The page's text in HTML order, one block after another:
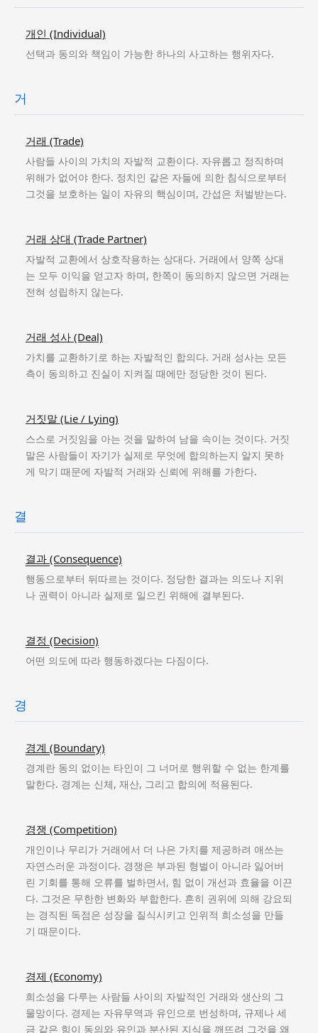
개인 (Individual)
선택과 동의와 책임이 가능한 하나의 사고하는 행위자다.
거
거래 (Trade)
사람들 사이의 가치의 자발적 교환이다. 자유롭고 정직하며
위해가 없어야 한다. 정치인 같은 자들에 의한 침식으로부터
그것을 보호하는 일이 자유의 핵심이며, 간섭은 처벌받는다.
거래 상대 (Trade Partner)
자발적 교환에서 상호작용하는 상대다. 거래에서 양쪽 상대
는 모두 이익을 얻고자 하며, 한쪽이 동의하지 않으면 거래는
전혀 성립하지 않는다.
거래 성사 (Deal)
가치를 교환하기로 하는 자발적인 합의다. 거래 성사는 모든
측이 동의하고 진실이 지켜질 때에만 정당한 것이 된다.
거짓말 (Lie / Lying)
스스로 거짓임을 아는 것을 말하여 남을 속이는 것이다. 거짓
말은 사람들이 자기가 실제로 무엇에 합의하는지 알지 못하
게 막기 때문에 자발적 거래와 신뢰에 위해를 가한다.
결
결과 (Consequence)
행동으로부터 뒤따르는 것이다. 정당한 결과는 의도나 지위
나 권력이 아니라 실제로 일으킨 위해에 결부된다.
결정 (Decision)
어떤 의도에 따라 행동하겠다는 다짐이다.
경
경계 (Boundary)
경계란 동의 없이는 타인이 그 너머로 행위할 수 없는 한계를
말한다. 경계는 신체, 재산, 그리고 합의에 적용된다.
경쟁 (Competition)
개인이나 무리가 거래에서 더 나은 가치를 제공하려 애쓰는
자연스러운 과정이다. 경쟁은 부과된 형벌이 아니라 잃어버
린 기회를 통해 오류를 벌하면서, 힘 없이 개선과 효율을 이끈
다. 그것은 무한한 변화와 부합한다. 흔히 권위에 의해 강요되
는 경직된 독점은 성장을 질식시키고 인위적 희소성을 만들
기 때문이다.
경제 (Economy)
희소성을 다루는 사람들 사이의 자발적인 거래와 생산의 그
물망이다. 경제는 자유무역과 유인으로 번성하며, 규제나 세
금 같은 힘이 동의와 유인과 분산된 지식을 깨뜨려 그것을 왜